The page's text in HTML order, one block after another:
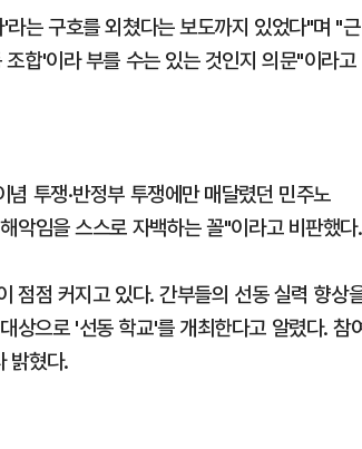
는 구호를 외쳤다는 보도까지 있었다"며 "근
합'이라 부를 수는 있는 것인지 의문"이라고
투쟁·반정부 투쟁에만 매달렸던 민주노
악임을 스스로 자백하는 꼴"이라고 비판했다.
점점 커지고 있다. 간부들의 선동 실력 향상
상으로 '선동 학교'를 개최한다고 알렸다. 참
밝혔다.